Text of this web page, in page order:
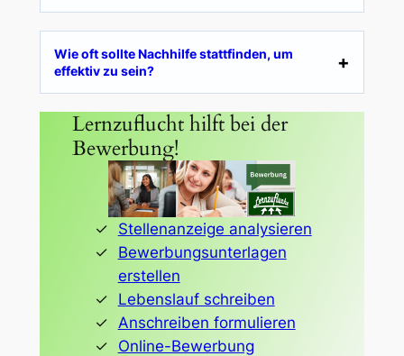
Wie oft sollte Nachhilfe stattfinden, um
effektiv zu sein?
Lernzuflucht hilft bei der
Bewerbung!
Stellenanzeige analysieren
Bewerbungsunterlagen
erstellen
Lebenslauf schreiben
Anschreiben formulieren
Online-Bewerbung